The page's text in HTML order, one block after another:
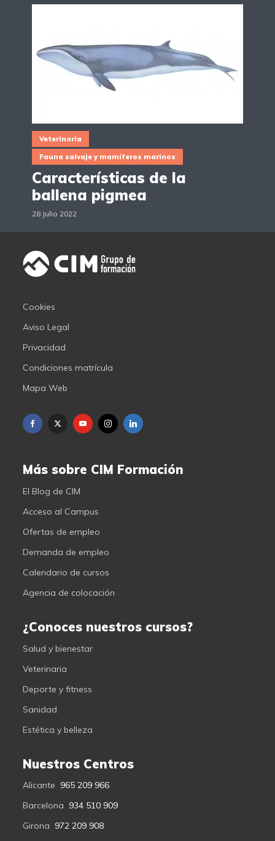
Veterinaria
Fauna salvaje y mamíferos marinos
Características de la
ballena pigmea
28 Julio 2022
Cookies
Aviso Legal
Privacidad
Condiciones matrícula
Mapa Web
Más sobre CIM Formación
El Blog de CIM
Acceso al Campus
Ofertas de empleo
Demanda de empleo
Calendario de cursos
Agencia de colocación
¿Conoces nuestros cursos?
Salud y bienestar
Veterinaria
Deporte y fitness
Sanidad
Estética y belleza
Nuestros Centros
Alicante 965 209 966
Barcelona 934 510 909
Girona 972 209 908